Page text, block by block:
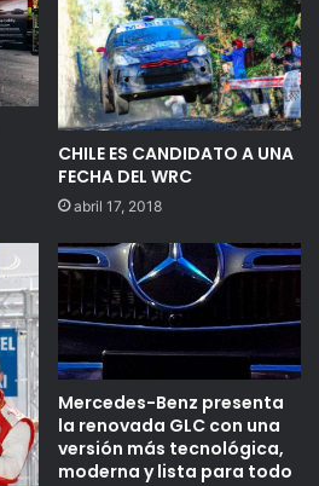
CHILE ES CANDIDATO A UNA
FECHA DEL WRC
abril 17, 2018
Mercedes-Benz presenta
la renovada GLC con una
versión más tecnológica,
moderna y lista para todo